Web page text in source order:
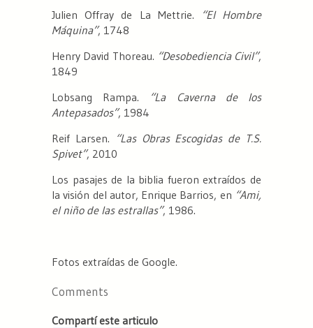
Julien Offray de La Mettrie.
“El Hombre
Máquina”, 1748
Henry David Thoreau. “Desobediencia Civil”,
1849
Lobsang Rampa.
“La Caverna de los
Antepasados”, 1984
Reif Larsen. “Las Obras Escogidas de T.S.
Spivet”, 2010
Los pasajes de la biblia fueron extraídos de
la visión del autor, Enrique Barrios, en “Ami,
el niño de las estrallas”, 1986.
Fotos extraídas de Google.
Comments
Compartí este articulo